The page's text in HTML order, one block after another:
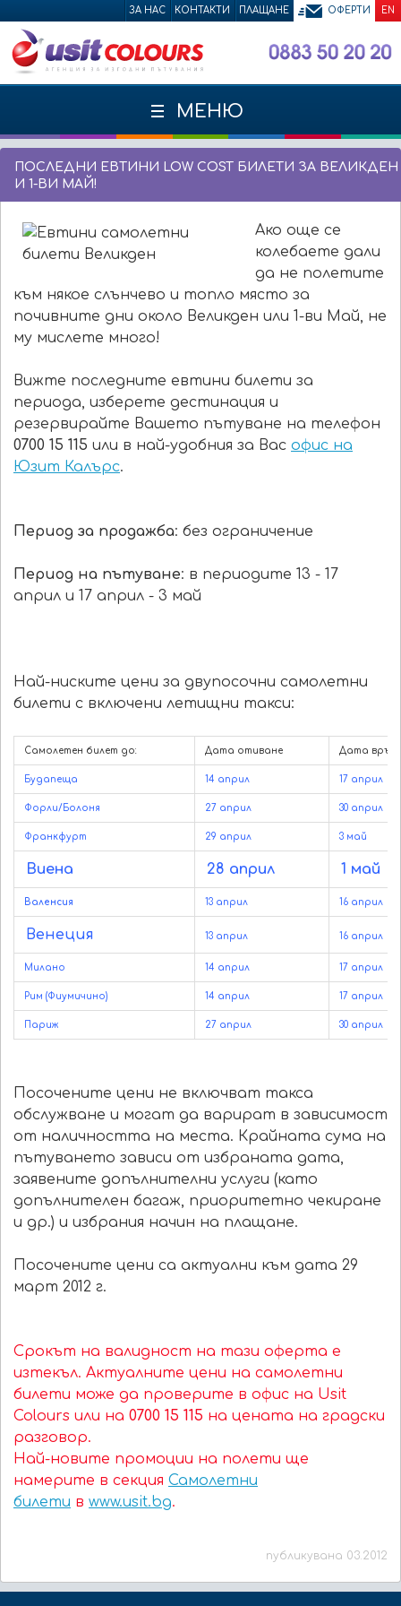
ЗА НАС КОНТАКТИ ПЛАЩАНЕ ОФЕРТИ EN
МЕНЮ
ПОСЛЕДНИ ЕВТИНИ LOW COST БИЛЕТИ ЗА ВЕЛИКДЕН
И 1-ВИ МАЙ!
Ако още се
колебаете дали
да не полетите
към някое слънчево и топло място за
почивните дни около Великден или 1-ви Май, не
му мислете много!
Вижте последните евтини билети за
периода, изберете дестинация и
резервирайте Вашето пътуване на телефон
0700 15 115 или в най-удобния за Вас офис на
Юзит Калърс.
Период за продажба: без ограничение
Период на пътуване: в периодите 13 - 17
април и 17 април - 3 май
Най-ниските цени за двупосочни самолетни
билети с включени летищни такси:
Самолетен билет до: Дата отиване Дата
Будапеща 14 април 17 април
Форли/Болоня 27 април 30 април
Франкфурт 29 април 3 май
Виена 28 април 1 май
Валенсия 13 април 16 април
Венеция 13 април 16 април
Милано 14 април 17 април
Рим (Фиумичино) 14 април 17 април
Париж 27 април 30 април
Посочените цени не включват такса
обслужване и могат да варират в зависимост
от наличността на места. Крайната сума на
пътуването зависи от избраната дата,
заявените допълнителни услуги (като
допълнителен багаж, приоритетно чекиране
и др.) и избрания начин на плащане.
Посочените цени са актуални към дата 29
март 2012 г.
Срокът на валидност на тази оферта е
изтекъл. Актуалните цени на самолетни
билети може да проверите в офис на Usit
Colours или на 0700 15 115 на цената на градски
разговор.
Най-новите промоции на полети ще
намерите в секция Самолетни
билети в www.usit.bg.
публикувана 03.2012